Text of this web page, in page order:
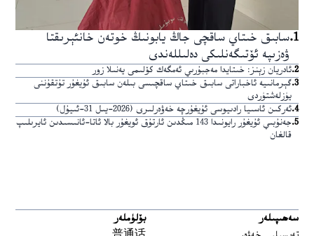
1
.سابىق خىتاي ساقچى جاڭ يابونىڭ خوتەن خانئېرىقتا
ۋەزىپە ئۆتىگەنلىكى دەلىللەندى
2
.ئادريان زېنز: خىتايدا مەجبۇرىي ئەمگەك كۆلىمى يەنىلا زور
3
.گېرمانىيە ئاخباراتى سابىق خىتاي ساقچىسى بىلەن سابىق ئۇيغۇر تۇتقۇننى
يۈزلەشتۈردى
4
.ئەركىن ئاسىيا رادىيوسى ئۇيغۇرچە خەۋەرلىرى (2026-يىل 31-ئىيۇل)
5
.
جەنۇبىي ئۇيغۇر رايونىدا 143 مىڭدىن ئارتۇق ئويغۇر بالا ئاتا-ئانىسىدىن ئايرىلىپ
قالغان
سەھىپىلەر
بۆلۈملەر